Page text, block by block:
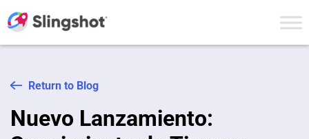
Return to Blog
Nuevo Lanzamiento: